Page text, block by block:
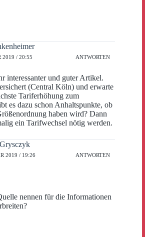
2019 / 20:55 ANTWORTEN
interessanter und guter Artikel.
(Central Köln) und erwarte
Tariferhöhung zum
es dazu schon Anhaltspunkte, ob
haben wird? Dann
ein Tarifwechsel nötig werden.
2019 / 19:26 ANTWORTEN
nennen für die Informationen